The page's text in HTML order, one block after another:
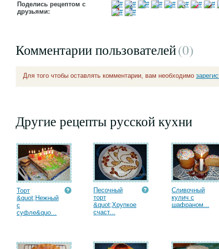
Поделись рецептом с
друзьями:
Комментарии пользователей(0)
Для того чтобы оставлять комментарии, вам необходимо
Другие рецепты русской кухни
Торт
&quot;Нежный
с
суфле&quo...
Песочный
торт
&quot;Хрупкое
счаст...
Сливочный
кулич с
шафраном...